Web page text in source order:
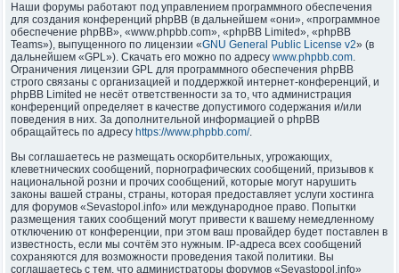
Наши форумы работают под управлением программного обеспечения
для создания конференций phpBB (в дальнейшем «они», «программное
обеспечение phpBB», «www.phpbb.com», «phpBB Limited», «phpBB
Teams»), выпущенного по лицензии «GNU General Public License v2» (в
дальнейшем «GPL»). Скачать его можно по адресу www.phpbb.com.
Ограничения лицензии GPL для программного обеспечения phpBB
строго связаны с организацией и поддержкой интернет-конференций, и
phpBB Limited не несёт ответственности за то, что администрация
конференций определяет в качестве допустимого содержания и/или
поведения в них. За дополнительной информацией о phpBB
обращайтесь по адресу https://www.phpbb.com/.
Вы соглашаетесь не размещать оскорбительных, угрожающих,
клеветнических сообщений, порнографических сообщений, призывов к
национальной розни и прочих сообщений, которые могут нарушить
законы вашей страны, страны, которая предоставляет услуги хостинга
для форумов «Sevastopol.info» или международное право. Попытки
размещения таких сообщений могут привести к вашему немедленному
отключению от конференции, при этом ваш провайдер будет поставлен в
известность, если мы сочтём это нужным. IP-адреса всех сообщений
сохраняются для возможности проведения такой политики. Вы
соглашаетесь с тем, что администраторы форумов «Sevastopol.info»